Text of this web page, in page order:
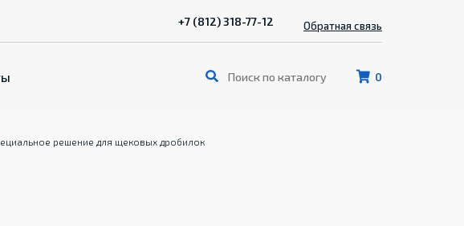
0
+7 (812) 318-77-12 Обратная связь
решение для щековых дробилок